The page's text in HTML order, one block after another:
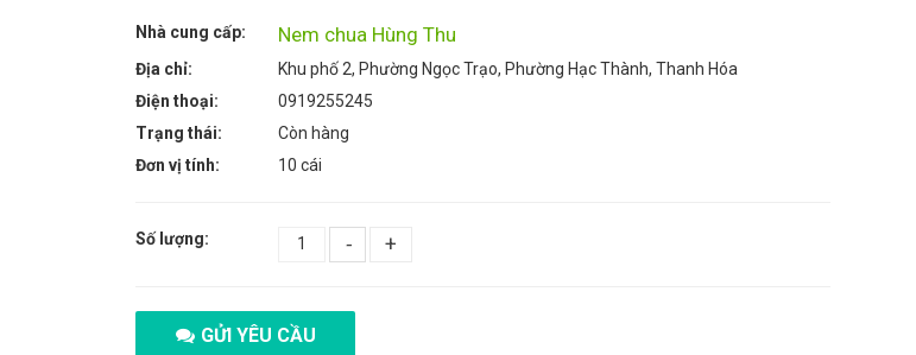
Nhà cung cấp: Nem chua Hùng Thu
Địa chỉ:
Khu phố 2, Phường Ngọc Trạo, Phường Hạc Thành, Thanh Hóa
Điện thoại:
0919255245
Trạng thái:
Còn hàng
Đơn vị tính:
10 cái
Số lượng: - +
GỬI YÊU CẦU